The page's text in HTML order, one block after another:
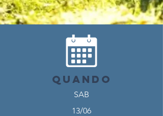
QUANDO
SAB
13/06